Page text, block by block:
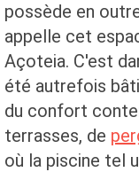
possède en
appelle cet
Açoteia. C'est
été autrefois
du confort
terrasses, de
où la piscine tel